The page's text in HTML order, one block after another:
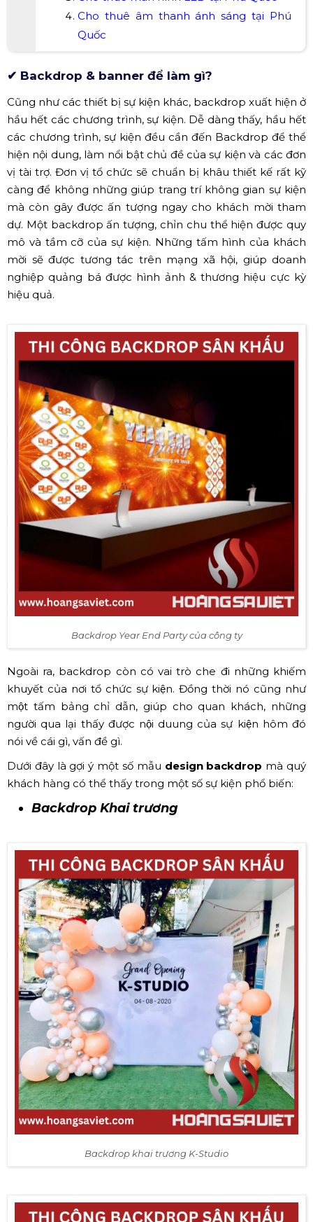
Cho thuê âm thanh ánh sáng tại Phú
Quốc
✔ Backdrop & banner để làm gì?
Cũng như các thiết bị sự kiện khác, backdrop xuất hiện ở
hầu hết các chương trình, sự kiện. Dễ dàng thấy, hầu hết
các chương trình, sự kiện đều cần đến Backdrop để thể
hiện nội dung, làm nổi bật chủ đề của sự kiện và các đơn
vị tài trợ. Đơn vị tổ chức sẽ chuẩn bị khâu thiết kế rất kỹ
càng để không những giúp trang trí không gian sự kiện
mà còn gây được ấn tượng ngay cho khách mời tham
dự. Một backdrop ấn tượng, chỉn chu thể hiện được quy
mô và tầm cỡ của sự kiện. Những tấm hình của khách
mời sẽ được tương tác trên mạng xã hội, giúp doanh
nghiệp quảng bá được hình ảnh & thương hiệu cực kỳ
hiệu quả.
Backdrop Year End Party của công ty
Ngoài ra, backdrop còn có vai trò che đi những khiếm
khuyết của nơi tổ chức sự kiện. Đồng thời nó cũng như
một tấm bảng chỉ dẫn, giúp cho quan khách, những
người qua lại thấy được nội duung của sự kiện hôm đó
nói về cái gì, vấn đề gì.
Dưới đây là gợi ý một số mẫu design backdrop mà quý
khách hàng có thể thấy trong một số sự kiện phổ biến:
Backdrop Khai trương
Backdrop khai trương K-Studio